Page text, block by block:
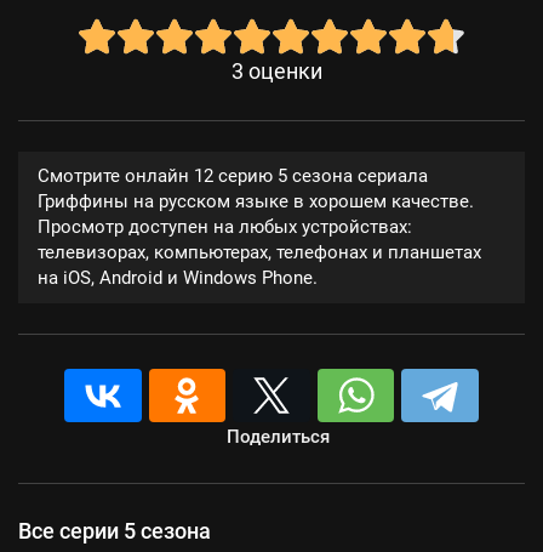
3 оценки
Смотрите онлайн 12 серию 5 сезона сериала
Гриффины на русском языке в хорошем качестве.
Просмотр доступен на любых устройствах:
телевизорах, компьютерах, телефонах и планшетах
на iOS, Android и Windows Phone.
Поделиться
Все серии 5 сезона